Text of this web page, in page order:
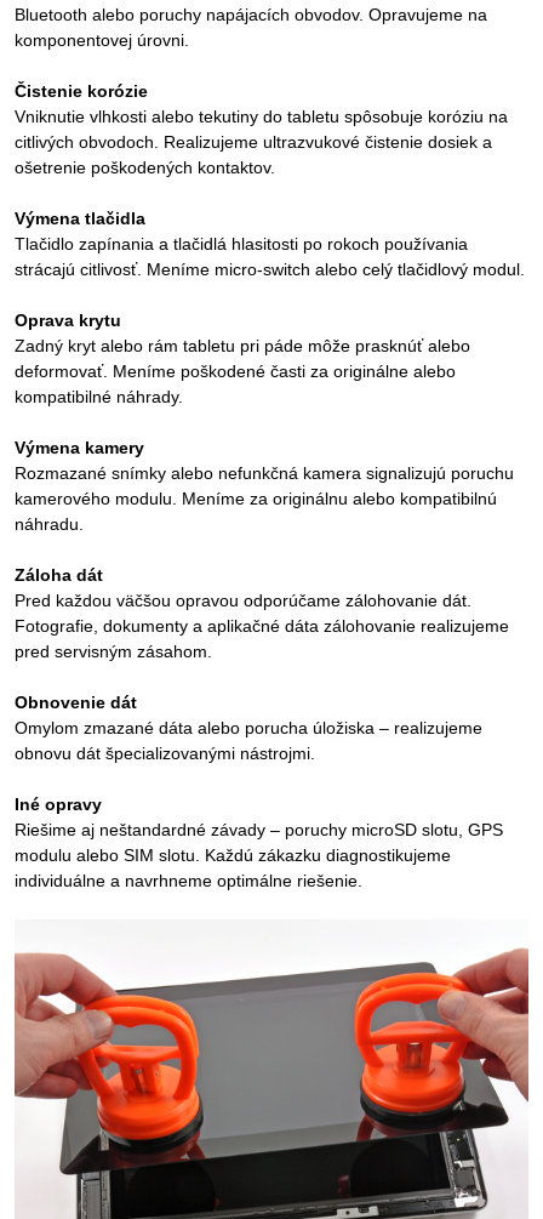
Bluetooth alebo poruchy napájacích obvodov. Opravujeme na
komponentovej úrovni.
Čistenie korózie
Vniknutie vlhkosti alebo tekutiny do tabletu spôsobuje koróziu na
citlivých obvodoch. Realizujeme ultrazvukové čistenie dosiek a
ošetrenie poškodených kontaktov.
Výmena tlačidla
Tlačidlo zapínania a tlačidlá hlasitosti po rokoch používania
strácajú citlivosť. Meníme micro-switch alebo celý tlačidlový modul.
Oprava krytu
Zadný kryt alebo rám tabletu pri páde môže prasknúť alebo
deformovať. Meníme poškodené časti za originálne alebo
kompatibilné náhrady.
Výmena kamery
Rozmazané snímky alebo nefunkčná kamera signalizujú poruchu
kamerového modulu. Meníme za originálnu alebo kompatibilnú
náhradu.
Záloha dát
Pred každou väčšou opravou odporúčame zálohovanie dát.
Fotografie, dokumenty a aplikačné dáta zálohovanie realizujeme
pred servisným zásahom.
Obnovenie dát
Omylom zmazané dáta alebo porucha úložiska – realizujeme
obnovu dát špecializovanými nástrojmi.
Iné opravy
Riešime aj neštandardné závady – poruchy microSD slotu, GPS
modulu alebo SIM slotu. Každú zákazku diagnostikujeme
individuálne a navrhneme optimálne riešenie.